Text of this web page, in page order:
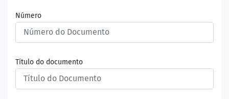
Número
Título do documento